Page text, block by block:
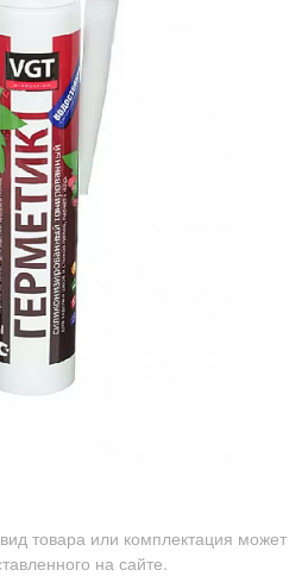
товара или комплектация может
на сайте.